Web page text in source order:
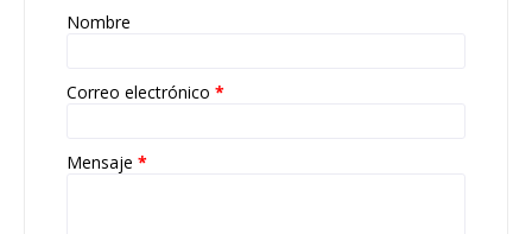
Nombre
Correo electrónico *
Mensaje *